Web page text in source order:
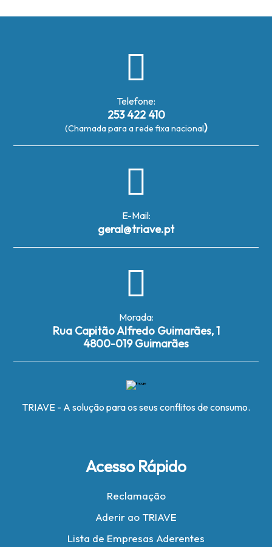
Telefone:
253 422 410
(Chamada para a rede fixa nacional)
E-Mail:
geral@triave.pt
Morada:
Rua Capitão Alfredo Guimarães, 1
4800-019 Guimarães
TRIAVE - A solução para os seus conflitos de consumo.
Acesso Rápido
Reclamação
Aderir ao TRIAVE
Lista de Empresas Aderentes